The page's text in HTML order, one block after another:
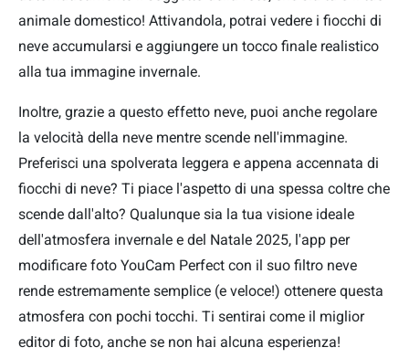
animale domestico! Attivandola, potrai vedere i fiocchi di
neve accumularsi e aggiungere un tocco finale realistico
alla tua immagine invernale.
Inoltre, grazie a questo effetto neve, puoi anche regolare
la velocità della neve mentre scende nell'immagine.
Preferisci una spolverata leggera e appena accennata di
fiocchi di neve? Ti piace l'aspetto di una spessa coltre che
scende dall'alto? Qualunque sia la tua visione ideale
dell'atmosfera invernale e del Natale 2025, l'app per
modificare foto YouCam Perfect con il suo filtro neve
rende estremamente semplice (e veloce!) ottenere questa
atmosfera con pochi tocchi. Ti sentirai come il miglior
editor di foto, anche se non hai alcuna esperienza!